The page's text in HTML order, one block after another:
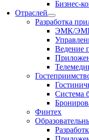
Бизнес-
Отраслей
Разработка
ЭМК/
Ведение
Система
Финтех